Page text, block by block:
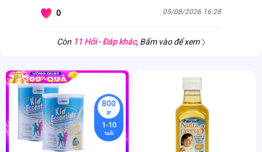
0 05/08/2026 16:28
Còn 11 Hỏi - Đáp khác, Bấm vào để xem
800
gr
1-10
tuổi